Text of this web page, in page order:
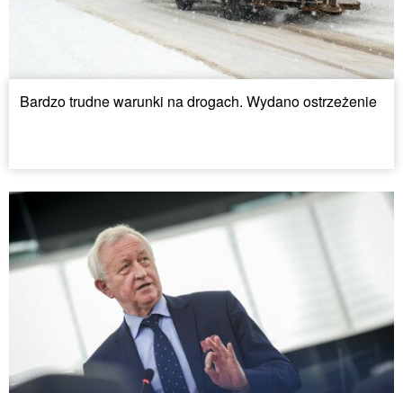
Bardzo trudne warunki na drogach. Wydano ostrzeżenie